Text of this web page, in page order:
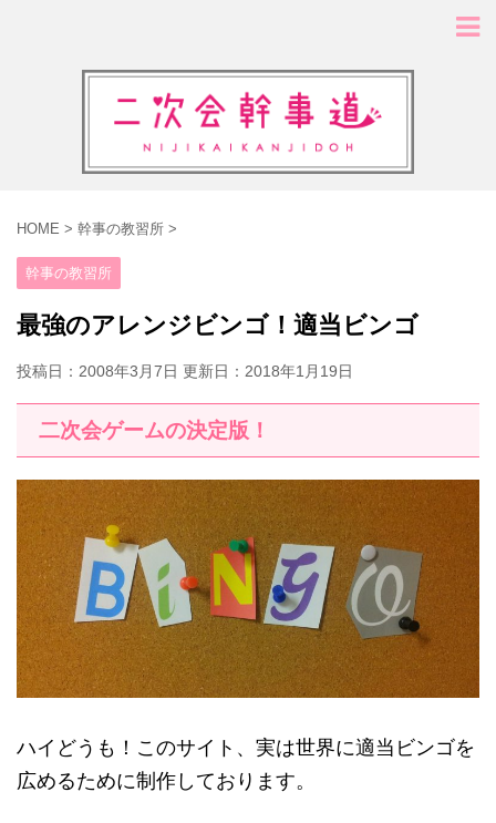
HOME > 幹事の教習所 >
幹事の教習所
最強のアレンジビンゴ！適当ビンゴ
投稿日：2008年3月7日 更新日： 2018年1月19日
二次会ゲームの決定版！
ハイどうも！このサイト、実は世界に適当ビンゴを
広めるために制作しております。